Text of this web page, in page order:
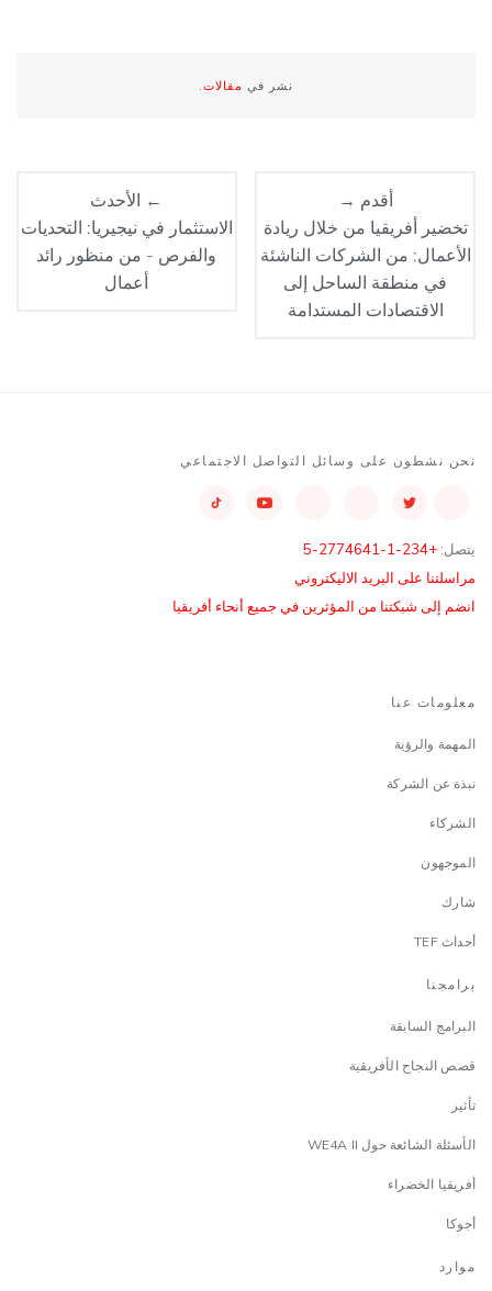
نشر في مقالات
← الأحدث
الاستثمار في نيجيريا: التحديات
والفرص - من منظور رائد
أعمال
أقدم →
تخضير أفريقيا من خلال ريادة
الأعمال: من الشركات الناشئة
في منطقة الساحل إلى
الاقتصادات المستدامة
نحن نشطون على وسائل التواصل الاجتماعي
يتصل: +234-1-2774641-5
مراسلتنا على البريد الاليكتروني
انضم إلى شبكتنا من المؤثرين في جميع أنحاء أفريقيا
معلومات عنا
المهمة والرؤية
نبذة عن الشركة
الشركاء
الموجهون
شارك
أحداث TEF
برامجنا
البرامج السابقة
قصص النجاح الأفريقية
تأثير
الأسئلة الشائعة حول WE4A II
أفريقيا الخضراء
أجوكا
موارد